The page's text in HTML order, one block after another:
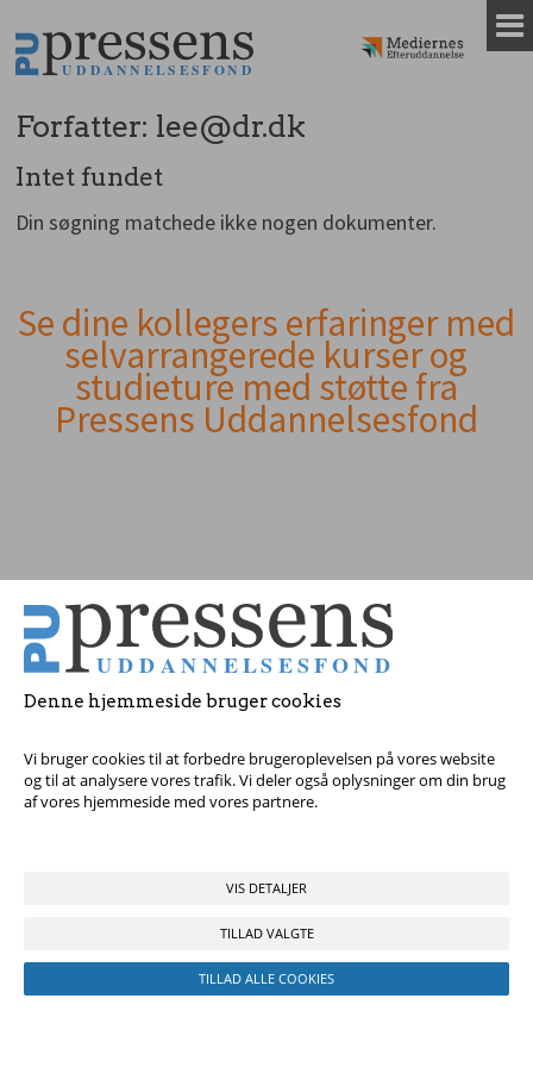
Denne hjemmeside bruger cookies
Vi bruger cookies til at forbedre brugeroplevelsen på vores website
og til at analysere vores trafik. Vi deler også oplysninger om din brug
af vores hjemmeside med vores partnere.
VIS DETALJER
TILLAD VALGTE
TILLAD ALLE COOKIES
til
indhold
Forfatter: lee@dr.dk
Intet fundet
Din søgning matchede ikke nogen dokumenter.
Andet
indhold
Se dine kollegers erfaringer med
selvarrangerede kurser og
studieture med støtte fra
Pressens Uddannelsesfond
Tag fat i os med dine spørgsmål!
© 2017 Pressens Uddannelsesfond, Rådhuspladsen 16, 4. sal, 1550